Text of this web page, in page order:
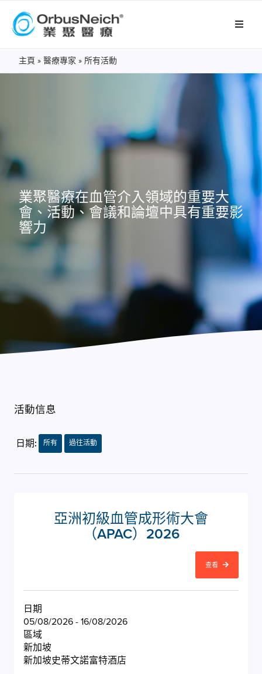
主頁 » 醫療專家 » 所有活動
業聚醫療在血管介入領域的重要大
會、活動、會議和論壇中具有重要影
響力
活動信息
日期: 所有 過往活動
亞洲初級血管成形術大會
（APAC）2026
查看
日期
05/08/2026 - 16/08/2026
區域
新加坡
新加坡史蒂文諾富特酒店